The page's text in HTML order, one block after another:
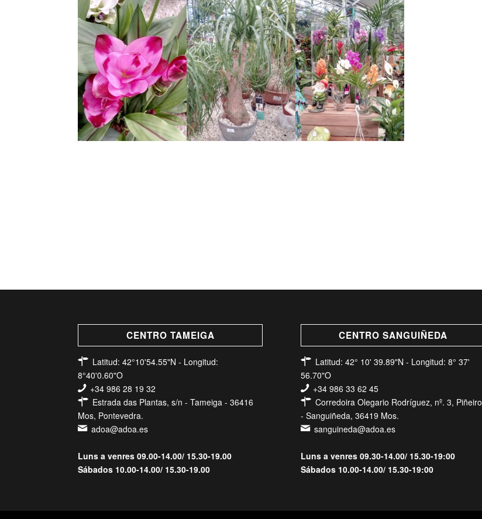
CENTRO TAMEIGA
Latitud: 42°10'54.55"N - Longitud:
8°40'0.60"O
+34 986 28 19 32
Estrada das Plantas, s/n - Tameiga - 36416
Mos, Pontevedra.
adoa@adoa.es
Luns a venres 09.00-14.00/ 15.30-19.00
Sábados 10.00-14.00/ 15.30-19.00
CENTRO SANGUIÑEDA
Latitud: 42° 10' 39.89"N - Longitud: 8° 37'
56.70"O
+34 986 33 62 45
Corredoira Olegario Rodríguez, nº. 3, Piñeiro
- Sanguiñeda, 36419 Mos.
sanguineda@adoa.es
Luns a venres 09.30-14.00/ 15.30-19:00
Sábados 10.00-14.00/ 15.30-19:00